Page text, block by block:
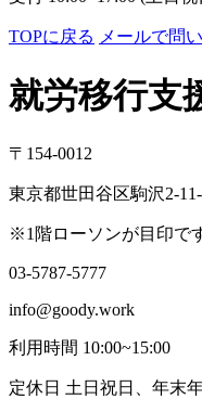
TOPに戻る メールで問
就労移行支
〒154-0012
東京都世田谷区駒沢2-
※1階ローソンが目印で
03-5787-5777
info@goody.work
利用時間 10:00~15:00
定休日 土日祝日、年末